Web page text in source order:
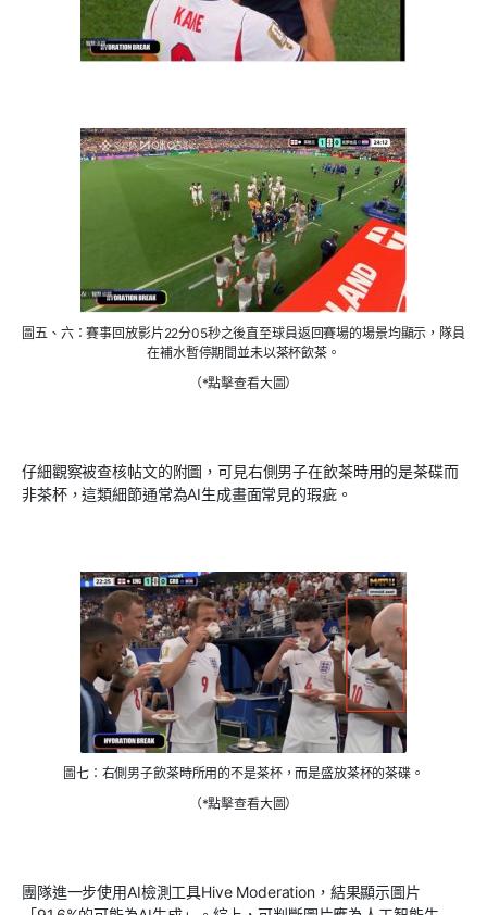
圖五、六：賽事回放影片22分05秒之後直至球員返回賽場的場景均顯示，隊員
在補水暫停期間並未以茶杯飲茶。
（*點擊查看大圖）
仔細觀察被查核帖文的附圖，可見右側男子在飲茶時用的是茶碟而
非茶杯，這類細節通常為AI生成畫面常見的瑕疵。
圖七：右側男子飲茶時所用的不是茶杯，而是盛放茶杯的茶碟。
（*點擊查看大圖）
團隊進一步使用AI檢測工具Hive Moderation，結果顯示圖片